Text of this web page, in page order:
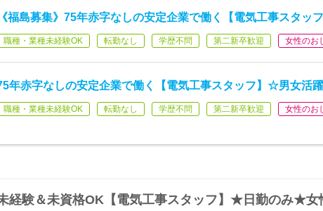
《福島募集》75年赤字なしの安定企業で働く【電気工事スタッフ
職種・業種未経験OK 転勤なし 学歴不問 第二新卒歓迎 女性のお
年赤字なしの安定企業で働く【電気工事スタッフ】☆男女活
職種・業種未経験OK 転勤なし 学歴不問 第二新卒歓迎 女性のお
経験＆未資格OK【電気工事スタッフ】★日勤のみ★女